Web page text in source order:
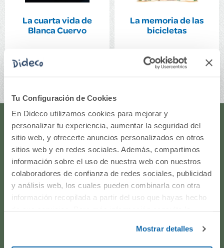
Tu Configuración de Cookies
En Dideco utilizamos cookies para mejorar y
personalizar tu experiencia, aumentar la seguridad del
sitio web, y ofrecerte anuncios personalizados en otros
sitios web y en redes sociales. Además, compartimos
información sobre el uso de nuestra web con nuestros
colaboradores de confianza de redes sociales, publicidad
y análisis web, los cuales pueden combinarla con otra
información recopilada a partir del uso que hayas hecho
Mostrar detalles
La cuarta vida de
Blanca Cuervo
Comprar
La memoria de las
bicicletas
12,50€
Comprar
¿Te ayudamos?
¿Necesitas que te ayudemos a acceder a tu cuenta? ¿Te
gustaría proponernos alguna idea o algún nuevo
producto? ¿Has realizado un pedido y quieres saber si
todo va viento en popa? Ponte en contacto con
WhatsApp